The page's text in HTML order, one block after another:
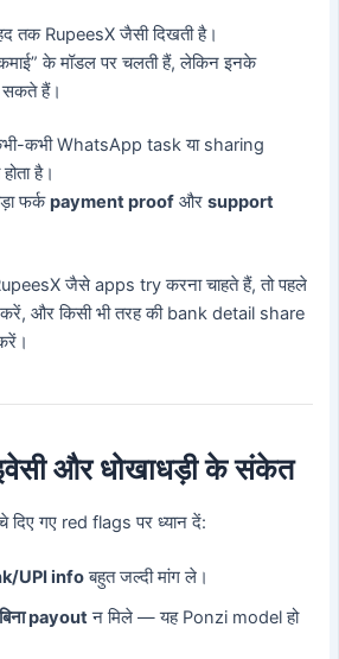
तक RupeesX जैसी दिखती है।
के मॉडल पर चलती हैं, लेकिन इनके
हैं।
कभी WhatsApp task या sharing
है।
फर्कpayment proof औरsupport
जैसे apps try करना चाहते हैं, तो पहले
और किसी भी तरह की bank detail share
और धोखाधड़ी के संकेत
गए red flags पर ध्यान दें:
UPI infoबहुत जल्दी मांग ले।
payoutन मिले — यह Ponzi model हो